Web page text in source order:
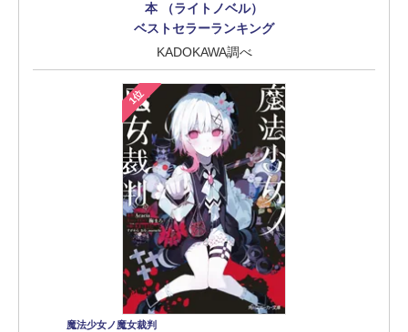
本 （ライトノベル）
ベストセラーランキング
KADOKAWA調べ
1位
魔法少女ノ魔女裁判